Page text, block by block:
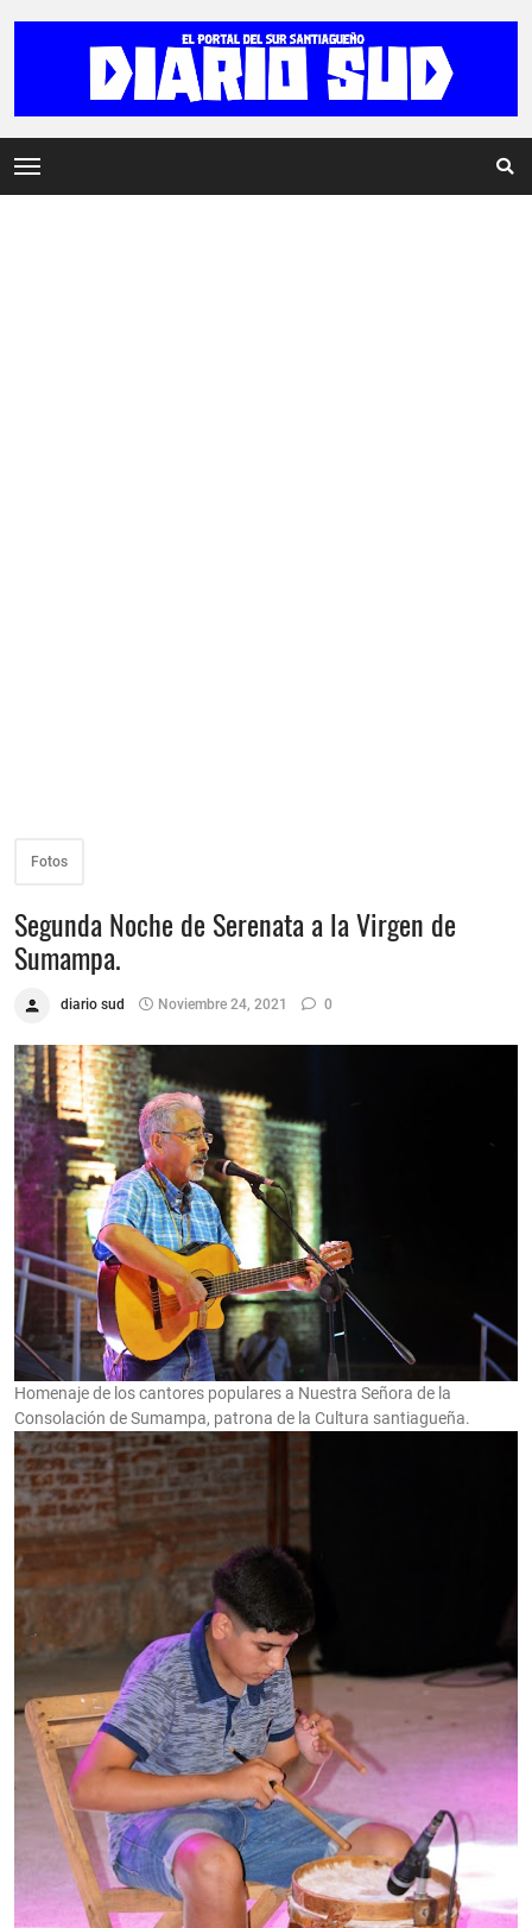
Fotos
Segunda Noche de Serenata a la Virgen de
Sumampa.
diario sud Noviembre 24, 2021 0
Homenaje de los cantores populares a Nuestra Señora de la
Consolación de Sumampa, patrona de la Cultura santiagueña.